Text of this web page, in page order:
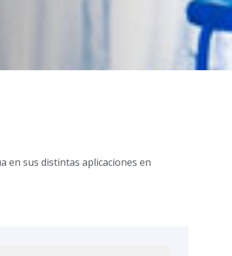
en sus distintas aplicaciones en